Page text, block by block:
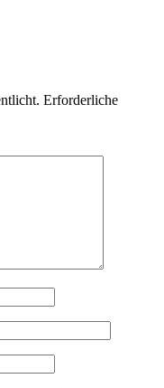
Erforderliche